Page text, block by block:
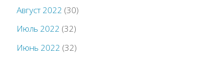
Август 2022 (30)
Июль 2022 (32)
Июнь 2022 (32)